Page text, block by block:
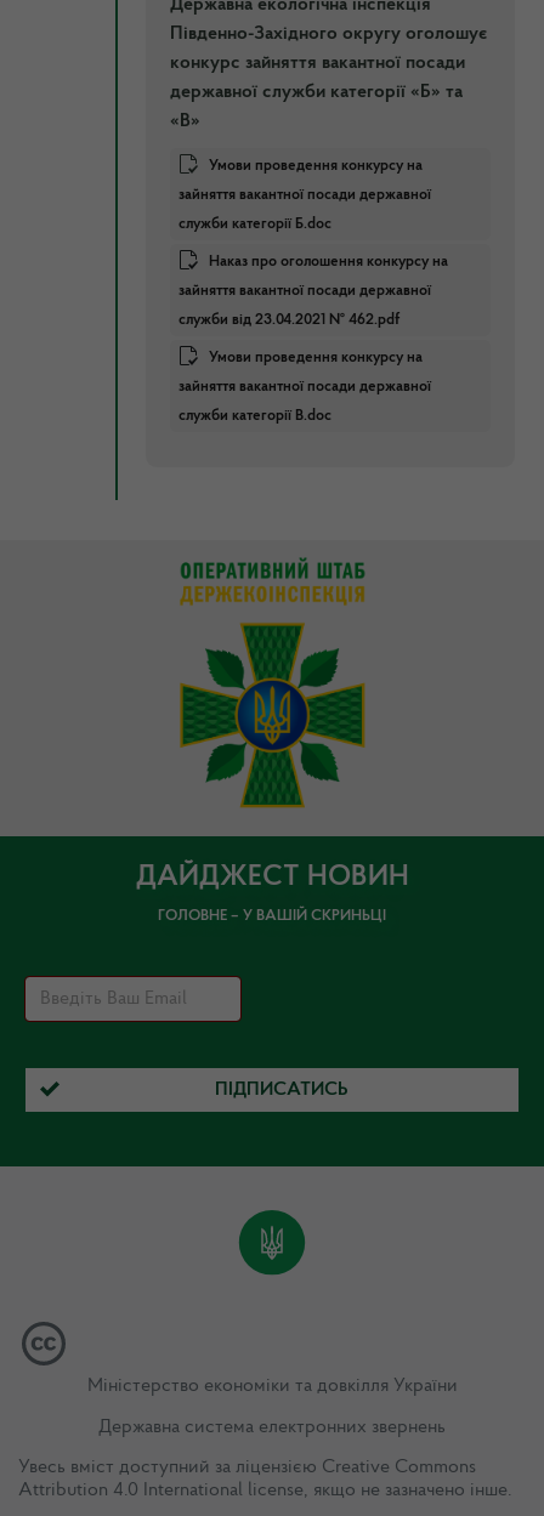
Державна екологічна інспекція
Південно-Західного округу оголошує
конкурс зайняття вакантної посади
державної служби категорії «Б» та
«В»
Умови проведення конкурсу на
зайняття вакантної посади державної
служби категорії Б.doc
Наказ про оголошення конкурсу на
зайняття вакантної посади державної
служби від 23.04.2021 № 462.pdf
Умови проведення конкурсу на
зайняття вакантної посади державної
служби категорії В.doc
ДАЙДЖЕСТ НОВИН
ГОЛОВНЕ – У ВАШІЙ СКРИНЬЦІ
ПІДПИСАТИСЬ
Міністерство економіки та довкілля України
Державна система електронних звернень
Увесь вміст доступний за ліцензією Creative Commons
Attribution 4.0 International license, якщо не зазначено інше.